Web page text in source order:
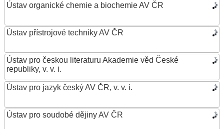
Ústav organické chemie a biochemie AV ČR
Ústav přístrojové techniky AV ČR
Ústav pro českou literaturu Akademie věd České
republiky, v. v. i.
Ústav pro jazyk český AV ČR, v. v. i.
Ústav pro soudobé dějiny AV ČR